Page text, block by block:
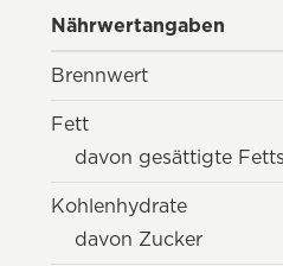
Nährwertangaben
Brennwert
Fett
davon gesättigte
Kohlenhydrate
davon Zucker